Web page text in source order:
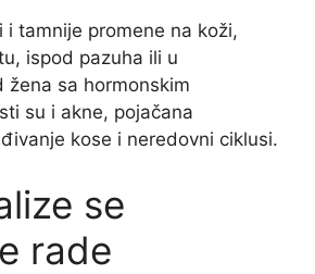
i tamnije promene na koži,
ispod pazuha ili u
žena sa hormonskim
su i akne, pojačana
kose i neredovni ciklusi.
se
rade